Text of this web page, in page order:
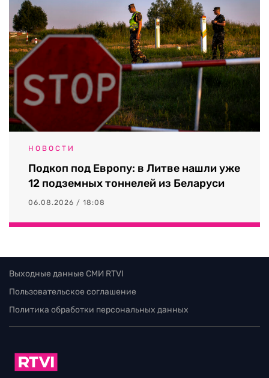
НОВОСТИ
Подкоп под Европу: в Литве нашли уже
12 подземных тоннелей из Беларуси
06.08.2026 / 18:08
Выходные данные СМИ RTVI
Пользовательское соглашение
Политика обработки персональных данных